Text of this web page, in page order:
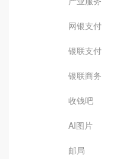
网银支付
银联支付
银联商务
收钱吧
AI图片
邮局